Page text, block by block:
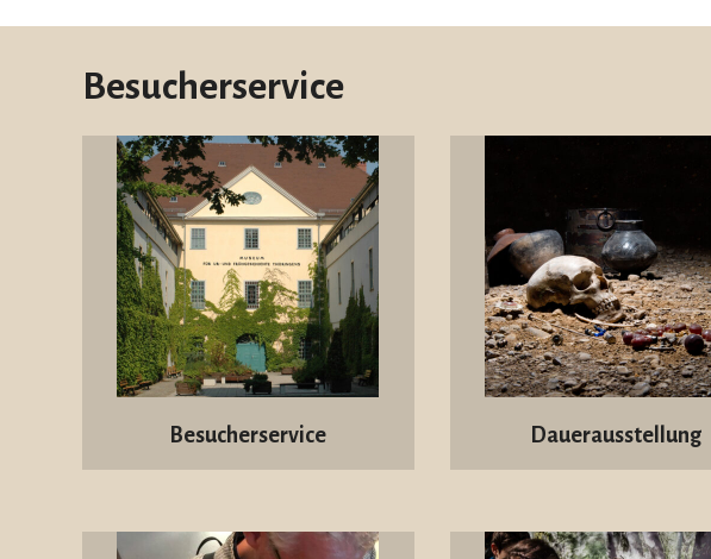
Besucherservice
Besucherservice Dauerausstellung